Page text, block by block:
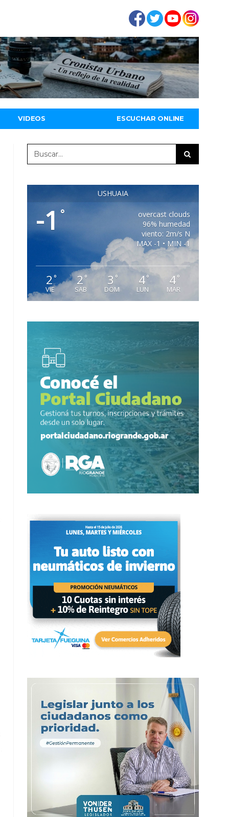
VIDEOS ESCUCHAR ONLINE
USHUAIA
-1°
overcast clouds
96% humedad
viento: 2m/s N
MAX -1 • MIN -1
2°
VIE
2 °
SAB
3 °
DOM
4°
LUN
4°
MAR